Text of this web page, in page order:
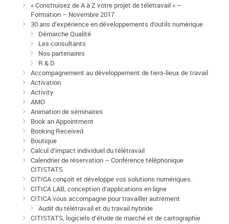
« Construisez de A à Z votre projet de télétravail » –
Formation – Novembre 2017
30 ans d’expérience en développements d’outils numérique
Démarche Qualité
Les consultants
Nos partenaires
R & D
Accompagnement au développement de tiers-lieux de travail
Activation
Activity
AMO
Animation de séminaires
Book an Appointment
Booking Received
Boutique
Calcul d’impact individuel du télétravail
Calendrier de réservation – Conférence téléphonique
CITISTATS
CITICA conçoit et développe vos solutions numériques.
CITICA LAB, conception d’applications en ligne
CITICA vous accompagne pour travailler autrement
Audit du télétravail et du travail hybride
CITISTATS, logiciels d’étude de marché et de cartographie